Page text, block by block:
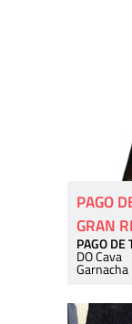
PAGO
GRAN
PAGO DE
DO Cava
Garnacha